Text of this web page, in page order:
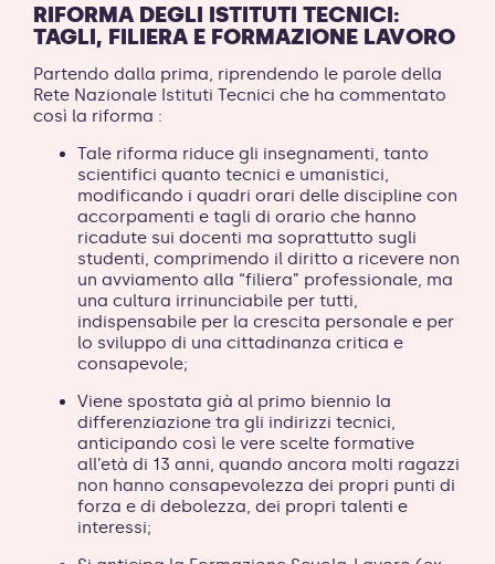
RIFORMA DEGLI ISTITUTI TECNICI:
TAGLI, FILIERA E FORMAZIONE LAVORO
Partendo dalla prima, riprendendo le parole della
Rete Nazionale Istituti Tecnici che ha commentato
così la riforma :
Tale riforma riduce gli insegnamenti, tanto
scientifici quanto tecnici e umanistici,
modificando i quadri orari delle discipline con
accorpamenti e tagli di orario che hanno
ricadute sui docenti ma soprattutto sugli
studenti, comprimendo il diritto a ricevere non
un avviamento alla “filiera” professionale, ma
una cultura irrinunciabile per tutti,
indispensabile per la crescita personale e per
lo sviluppo di una cittadinanza critica e
consapevole;
Viene spostata già al primo biennio la
differenziazione tra gli indirizzi tecnici,
anticipando così le vere scelte formative
all’età di 13 anni, quando ancora molti ragazzi
non hanno consapevolezza dei propri punti di
forza e di debolezza, dei propri talenti e
interessi;